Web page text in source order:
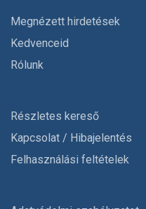
Megnézett hirdetések
Kedvenceid
Rólunk
Részletes kereső
Kapcsolat / Hibajelentés
Felhasználási feltételek